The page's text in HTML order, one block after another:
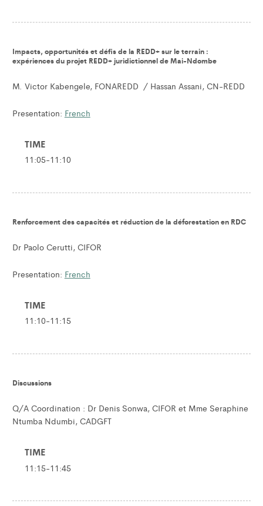
Impacts, opportunités et défis de la REDD+ sur le terrain :
expériences du projet REDD+ juridictionnel de Mai-Ndombe
M. Victor Kabengele, FONAREDD / Hassan Assani, CN-REDD
Presentation: French
TIME
11:05-11:10
Renforcement des capacités et réduction de la déforestation en RDC
Dr Paolo Cerutti, CIFOR
Presentation: French
TIME
11:10-11:15
Discussions
Q/A Coordination : Dr Denis Sonwa, CIFOR et Mme Seraphine
Ntumba Ndumbi, CADGFT
TIME
11:15-11:45